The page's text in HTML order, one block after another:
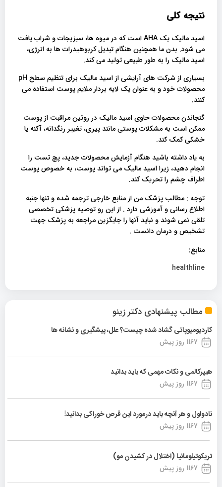
مطالب پیشنهادی دکتر زینو
کاردیومیوپاتی گشاد شده چیست؟ علل، پیشگیری و نشانه ها
1167 روز پیش
هیپرکالمی و نکات مهمی که باید بدانید
1167 روز پیش
نادولول و هر آنچه باید درمورد این قرص خوراکی بدانید!
1167 روز پیش
تریکوتیلومانیا (اختلال در کشیدن مو)
1167 روز پیش
نتیجه کلی
اسید مالیک یک AHA است که در میوه ها، سبزیجات و شراب یافت
می شود. بدن ما همچنین هنگام تبدیل کربوهیدرات ها به انرژی،
اسید مالیک را به طور طبیعی تولید می کند.
بسیاری از شرکت های آرایشی از اسید مالیک برای تنظیم سطح pH
محصولات خود و به عنوان یک لایه بردار ملایم پوست استفاده می
کنند.
گنجاندن محصولات حاوی اسید مالیک در روتین مراقبت از پوست
ممکن است به مشکلات پوستی مانند پیری، تغییر رنگدانه، آکنه یا
خشکی کمک کند.
به یاد داشته باشید هنگام آزمایش محصولات جدید، پچ تست را
انجام دهید، زیرا اسید مالیک می تواند پوست، به خصوص پوست
اطراف چشم را تحریک کند.
توجه : مطالب پزشک من از منابع خارجی ترجمه شده و تنها جنبه
اطلاع رسانی و آموزشی دارد . از این رو توصیه پزشکی تخصصی
تلقی نمی شوند و نباید آنها را جایگزین مراجعه به پزشک جهت
تشخیص و درمان دانست .
منابع:
healthline